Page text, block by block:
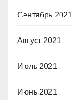
Сентябрь 2021
Август 2021
Июль 2021
Июнь 2021